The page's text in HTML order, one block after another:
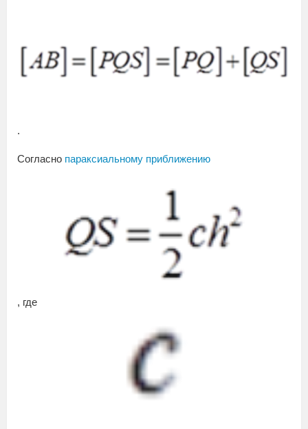
.
Согласно параксиальному приближению
, где